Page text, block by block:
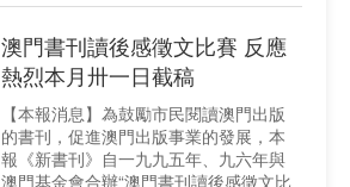
澳門書刊讀後感徵文比賽 反應
熱烈本月卅一日截稿
【本報消息】為鼓勵市民閱讀澳門出版
的書刊，促進澳門出版事業的發展，本
報《新書刊》自一九九五年、九六年與
澳門基金會合辦“澳門書刊讀後感徵文比